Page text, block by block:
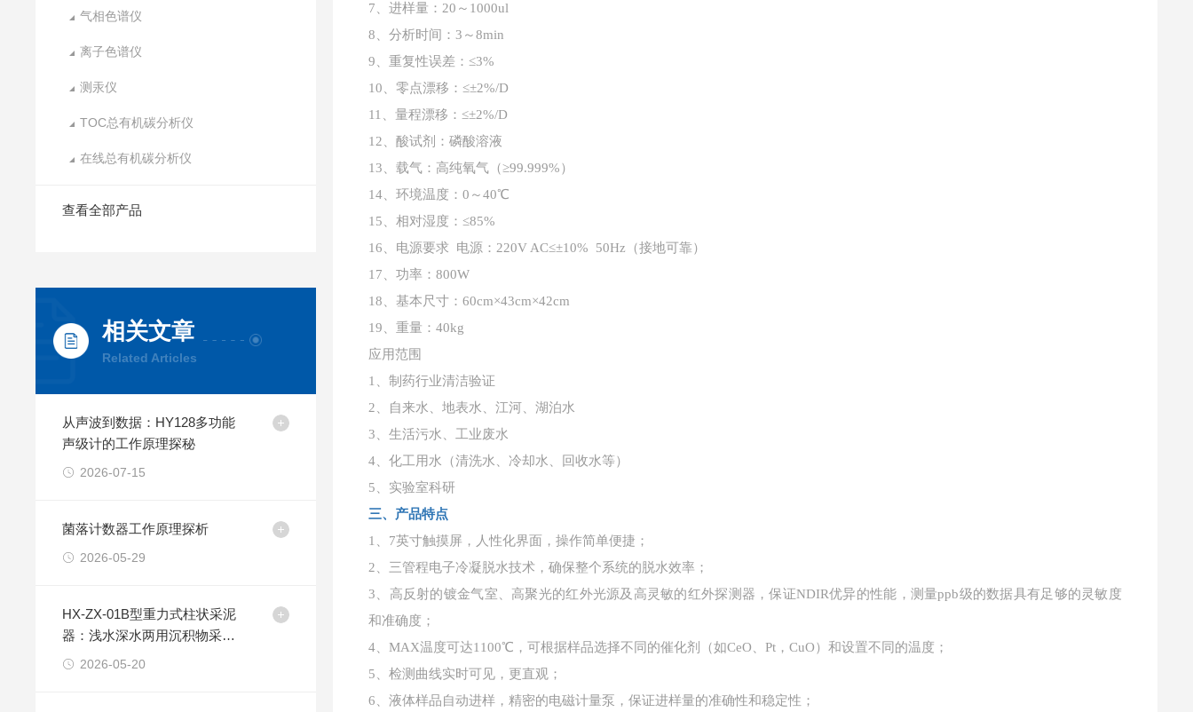
气相色谱仪
离子色谱仪
测汞仪
TOC总有机碳分析仪
在线总有机碳分析仪
查看全部产品
相关文章
Related Articles
从声波到数据：HY128多功能
声级计的工作原理探秘
2026-07-15
菌落计数器工作原理探析
2026-05-29
HX-ZX-01B型重力式柱状采泥
器：浅水深水两用沉积物采样
解决方案
2026-05-20
7、进样量：20～1000ul
8、分析时间：3～8min
9、重复性误差：≤3%
10、零点漂移：≤±2%/D
11、量程漂移：≤±2%/D
12、酸试剂：磷酸溶液
13、载气：高纯氧气（≥99.999%）
14、环境温度：0～40℃
15、相对湿度：≤85%
16、电源要求 电源：220V AC≤±10% 50Hz（接地可靠）
17、功率：800W
18、基本尺寸：60cm×43cm×42cm
19、重量：40kg
应用范围
1、制药行业清洁验证
2、自来水、地表水、江河、湖泊水
3、生活污水、工业废水
4、化工用水（清洗水、冷却水、回收水等）
5、实验室科研
三、产品特点
1、7英寸触摸屏，人性化界面，操作简单便捷；
2、三管程电子冷凝脱水技术，确保整个系统的脱水效率；
3、高反射的镀金气室、高聚光的红外光源及高灵敏的红外探测器，保证NDIR优异的性能，测量ppb级的数据具有足够的灵敏度
和准确度；
4、MAX温度可达1100℃，可根据样品选择不同的催化剂（如CeO、Pt，CuO）和设置不同的温度；
5、检测曲线实时可见，更直观；
6、液体样品自动进样，精密的电磁计量泵，保证进样量的准确性和稳定性；